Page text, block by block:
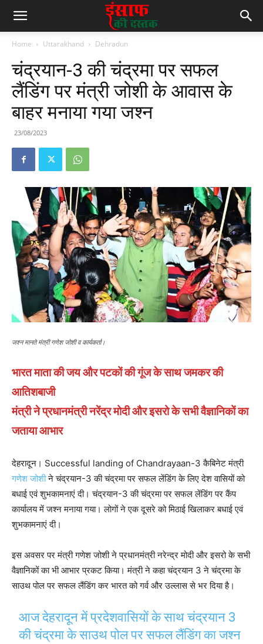
Home Uttarakhand Dehradun
चंद्रयान-3 की चंद्रमा पर सफल
लैंडिंग पर मंत्री जोशी के आवास के
बाहर मनाया गया जश्न
23/08/2023
जश्न मानते मंत्री गणेश जोशी व कार्यकर्ता।
भारत माता की जय और पटकों की गूंज के साथ जमकर की
आतिशबाजी
मंत्री ने प्रधानमंत्री नरेंद्र मोदी और इसरो के सभी वैज्ञानिकों का
जताया आभार
देहरादून। Successful landing of Chandrayaan-3 कैबिनेट मंत्री
गणेश जोशीने चंद्रयान-3 की चंद्रमा पर सफल लेंडिंग के लिए देश वासियों को
बधाई एवं शुभकामनाएं दी। चंद्रयान-3 की चंद्रमा पर सफल लेंडिंग पर कैंप
कार्यालय में जश्न मनाया गया। लोगों ने एक दूसरे को मिठाई खिलाकर बधाई एवं
शुभकामनाएं दी।
इस अवसर पर मंत्री गणेश जोशी ने प्रधानमंत्री नरेन्द्र मोदी और इसरो के सभी
वैज्ञानिकों का भी आभार प्रकट किया। मंत्री ने कहा चंद्रयान 3 ने चंद्रमा के
साउथ पोल पर सफल लैंडिंग कर भारत को गर्व और उल्लास से भर दिया है।
आज देहरादून में प्रदेशवासियों के साथ चंद्रयान 3
की चंद्रमा के साउथ पोल पर सफल लैंडिंग का जश्न